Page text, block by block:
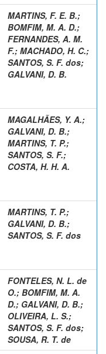
MARTINS, F. E. B.;
BOMFIM, M. A. D.;
FERNANDES, A. M.
F.; MACHADO, H. C.;
SANTOS, S. F. dos;
GALVANI, D. B.
MAGALHÃES, Y. A.;
GALVANI, D. B.;
MARTINS, T. P.;
SANTOS, S. F.;
COSTA, H. H. A.
MARTINS, T. P.;
GALVANI, D. B.;
SANTOS, S. F. dos
FONTELES, N. L. de
O.; BOMFIM, M. A.
D.; GALVANI, D. B.;
OLIVEIRA, L. S.;
SANTOS, S. F. dos;
SOUSA, R. T. de